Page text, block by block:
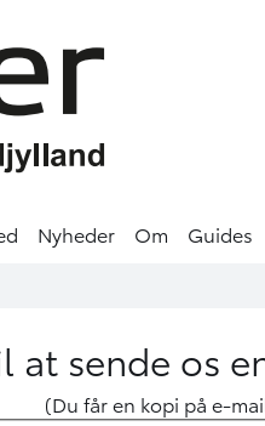
Nyheder Om Guides
sende os
(Du får en kopi på e-